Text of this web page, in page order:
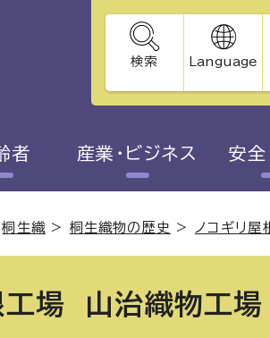
検索 Language
者 産業・ビジネス 安全
桐生織 > 桐生織物の歴史 > ノコギリ屋
工場 山治織物工場